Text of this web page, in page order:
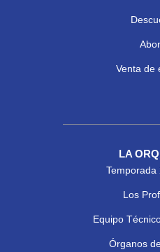
Venta de
LA
Temporada
Los
Equipo
Órganos